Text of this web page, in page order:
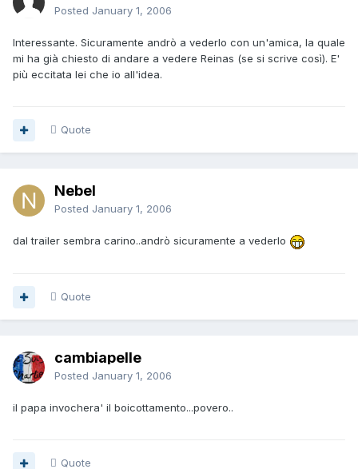
Posted January 1, 2006
Interessante. Sicuramente andrò a vederlo con un'amica, la quale
mi ha già chiesto di andare a vedere Reinas (se si scrive così). E'
più eccitata lei che io all'idea.
Quote
Nebel
Posted January 1, 2006
dal trailer sembra carino..andrò sicuramente a vederlo
Quote
cambiapelle
Posted January 1, 2006
il papa invochera' il boicottamento...povero..
Quote